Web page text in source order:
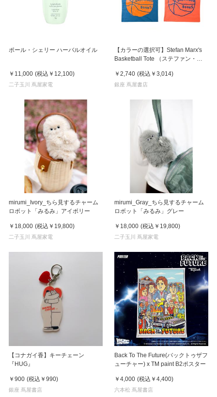
ポール・シェリー ハーバルオイル
￥11,000 (税込 ￥12,100)
二子玉川 蔦屋家電
【カラーの選択可】Stefan Marx's
Basketball Tote （ステファン・マ
￥2,740 (税込 ￥3,014)
銀座 蔦屋書店
mirumi_Ivory_ちら見するチャーム
ロボット「みるみ」アイボリー
￥18,000 (税込 ￥19,800)
二子玉川 蔦屋家電
mirumi_Gray_ちら見するチャーム
ロボット「みるみ」グレー
￥18,000 (税込 ￥19,800)
二子玉川 蔦屋家電
【コナガイ香】キーチェーン
『HUG』
￥900 (税込 ￥990)
銀座 蔦屋書店
Back To The Future(バックトゥザフ
ューチャー) x TM paint B2ポスター
￥4,000 (税込 ￥4,400)
六本松 蔦屋書店